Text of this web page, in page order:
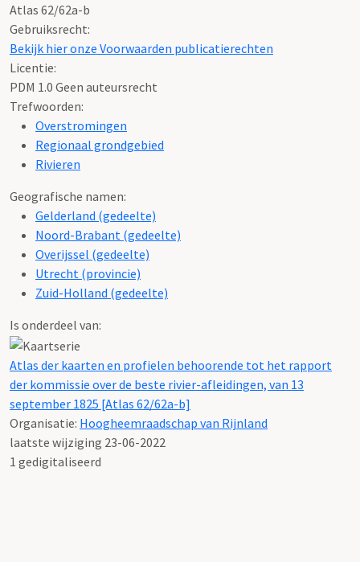
Atlas 62/62a-b
Gebruiksrecht:
Bekijk hier onze Voorwaarden publicatierechten
Licentie:
PDM 1.0 Geen auteursrecht
Trefwoorden:
Overstromingen
Regionaal grondgebied
Rivieren
Geografische namen:
Gelderland (gedeelte)
Noord-Brabant (gedeelte)
Overijssel (gedeelte)
Utrecht (provincie)
Zuid-Holland (gedeelte)
Is onderdeel van:
Atlas der kaarten en profielen behoorende tot het rapport
der kommissie over de beste rivier-afleidingen, van 13
september 1825 [Atlas 62/62a-b]
Organisatie: Hoogheemraadschap van Rijnland
laatste wijziging 23-06-2022
1 gedigitaliseerd